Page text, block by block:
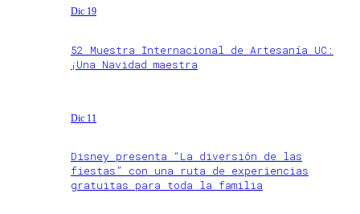
Dic 19
52 Muestra Internacional de Artesanía UC:
¡Una Navidad maestra
Dic 11
Disney presenta “La diversión de las
fiestas” con una ruta de experiencias
gratuitas para toda la familia